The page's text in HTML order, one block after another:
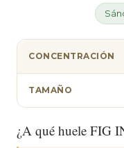
CONCENTRACIÓN
TAMAÑO
¿A qué huele FIG